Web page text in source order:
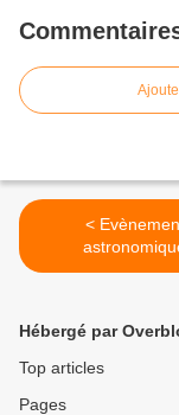
< Evènements
Hébergé par
Top articles
Pages